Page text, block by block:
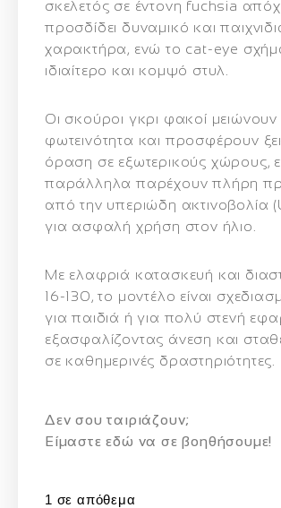
σκελετός σε έντονη fuchsia
προσδίδει δυναμικό και
χαρακτήρα, ενώ το cat-eye
ιδιαίτερο και κομψό στυλ.
Οι σκούροι γκρι φακοί μειώνουν
φωτεινότητα και προσφέρουν
όραση σε εξωτερικούς χώρους,
παράλληλα παρέχουνπλήρη
από την υπεριώδη ακτινοβολία
για ασφαλή χρήση στον ήλιο.
Με ελαφριά κατασκευή και
16-130, το μοντέλο είναι
για παιδιά ή για πολύ στενή
εξασφαλίζοντας άνεση και
σε καθημερινές δραστηριότητες.
Δεν σου ταιριάζουν;
Eίμαστε εδώ να σε βοηθήσουμε!
1 σε απόθεμα